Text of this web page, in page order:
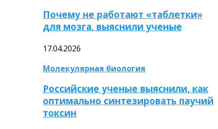
Почему не работают «таблетки»
для мозга, выяснили ученые
17.04.2026
Молекулярная биология
Российские ученые выяснили, как
оптимально синтезировать паучий
токсин